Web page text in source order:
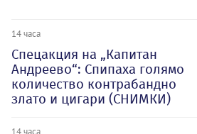
14 часа
Спецакция на „Капитан
Андреево“: Спипаха голямо
количество контрабандно
злато и цигари (СНИМКИ)
14 часа